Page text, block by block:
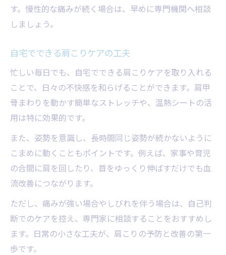
す。慢性的な痛みが続く場合は、早めに専門機関へ相談
しましょう。
自宅でできる肩こりケアの工夫
忙しい毎日でも、自宅でできる肩こりケアを取り入れる
ことで、日々の不快感を和らげることができます。肩甲
骨まわりを動かす簡単なストレッチや、温熱シートの活
用は特に効果的です。
また、姿勢を意識し、長時間同じ姿勢が続かないように
こまめに動くこともポイントです。例えば、家事や育児
の合間に肩を回したり、首をゆっくり伸ばすだけでも血
流改善につながります。
ただし、痛みが強い場合やしびれを伴う場合は、自己判
断でのケアを控え、専門家に相談することをおすすめし
ます。日常の小さな工夫が、肩こりの予防と改善の第一
歩です。